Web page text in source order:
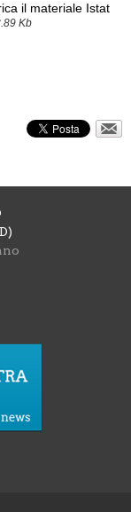
il materiale Istat
Kb